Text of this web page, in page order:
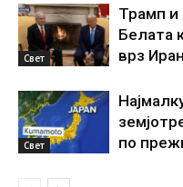
Свет
Трамп и
Белата
врз
Свет
по